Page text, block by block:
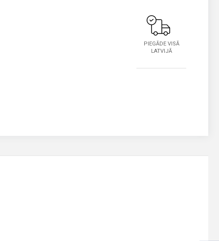
PIEGĀDE VISĀ
LATVIJĀ